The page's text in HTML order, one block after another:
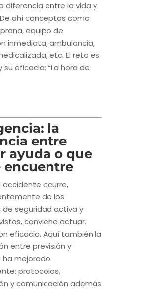
diferencia entre la vida y
ahí conceptos como
equipo de
inmediata, ambulancia,
etc. El reto es
su eficacia: “La hora de
la
entre
ayuda o que
encuentre
accidente ocurre,
de los
seguridad activa y
conviene actuar.
eficacia. Aquí también la
entre previsión y
mejorado
protocolos,
y comunicación además